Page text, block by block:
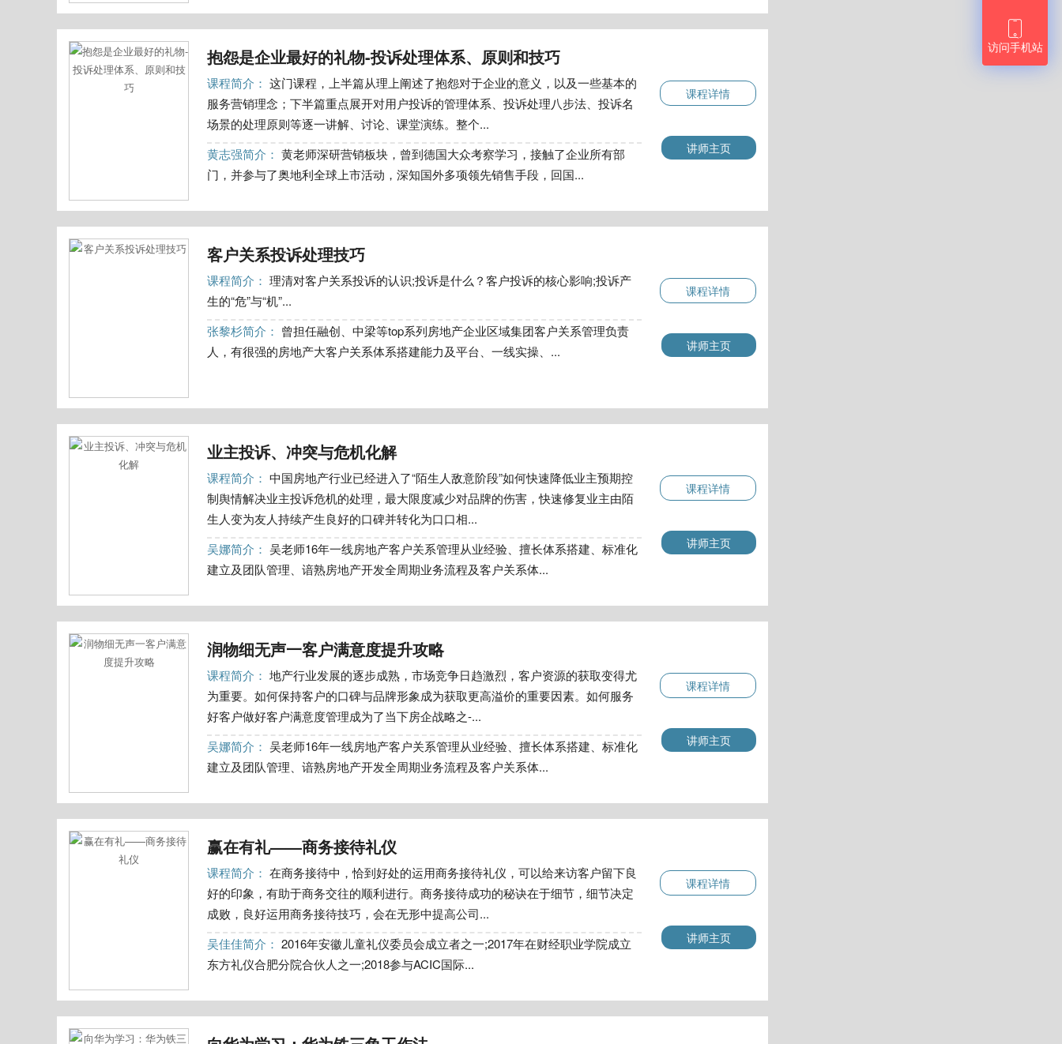
抱怨是企业最好的礼物-投诉处理体系、原则和技巧
课程简介： 这门课程，上半篇从理上阐述了抱怨对于企业的意义，以及一些基本的
服务营销理念；下半篇重点展开对用户投诉的管理体系、投诉处理八步法、投诉名
场景的处理原则等逐一讲解、讨论、课堂演练。整个...
黄志强简介： 黄老师深研营销板块，曾到德国大众考察学习，接触了企业所有部
门，并参与了奥地利全球上市活动，深知国外多项领先销售手段，回国...
课程详情
讲师主页
客户关系投诉处理技巧
课程简介： 理清对客户关系投诉的认识;投诉是什么？客户投诉的核心影响;投诉产
生的“危”与“机”...
张黎杉简介： 曾担任融创、中梁等top系列房地产企业区域集团客户关系管理负责
人，有很强的房地产大客户关系体系搭建能力及平台、一线实操、...
课程详情
讲师主页
业主投诉、冲突与危机化解
课程简介： 中国房地产行业已经进入了“陌生人敌意阶段”如何快速降低业主预期控
制舆情解决业主投诉危机的处理，最大限度减少对品牌的伤害，快速修复业主由陌
生人变为友人持续产生良好的口碑并转化为口口相...
吴娜简介： 吴老师16年一线房地产客户关系管理从业经验、擅长体系搭建、标准化
建立及团队管理、谙熟房地产开发全周期业务流程及客户关系体...
课程详情
讲师主页
润物细无声一客户满意度提升攻略
课程简介： 地产行业发展的逐步成熟，市场竞争日趋激烈，客户资源的获取变得尤
为重要。如何保持客户的口碑与品牌形象成为获取更高溢价的重要因素。如何服务
好客户做好客户满意度管理成为了当下房企战略之-...
吴娜简介： 吴老师16年一线房地产客户关系管理从业经验、擅长体系搭建、标准化
建立及团队管理、谙熟房地产开发全周期业务流程及客户关系体...
课程详情
讲师主页
赢在有礼——商务接待礼仪
课程简介： 在商务接待中，恰到好处的运用商务接待礼仪，可以给来访客户留下良
好的印象，有助于商务交往的顺利进行。商务接待成功的秘诀在于细节，细节决定
成败，良好运用商务接待技巧，会在无形中提高公司...
吴佳佳简介： 2016年安徽儿童礼仪委员会成立者之一;2017年在财经职业学院成立
东方礼仪合肥分院合伙人之一;2018参与ACIC国际...
课程详情
讲师主页

访问手机站